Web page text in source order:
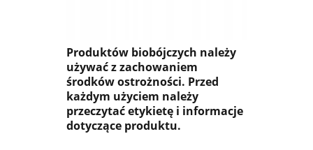
Produktów biobójczych należy
używać z zachowaniem
środków ostrożności. Przed
każdym użyciem należy
przeczytać etykietę i informacje
dotyczące produktu.